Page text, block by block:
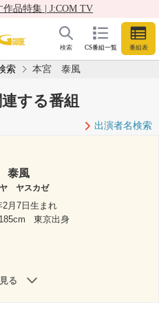
品特集 | J:COM TV
CS番組一覧 番組表
検索
索 本宮 泰風
する番組
出演者名検索
泰風
ヤ ヤスカゼ
2月7日生まれ
185cm
東京出身
る